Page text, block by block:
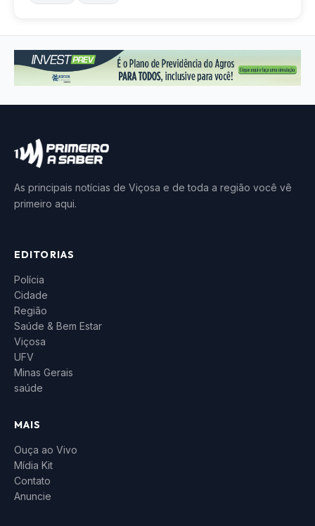
As principais notícias de Viçosa e de toda a região você vê
primeiro aqui.
EDITORIAS
Polícia
Cidade
Região
Saúde & Bem Estar
Viçosa
UFV
Minas Gerais
saúde
MAIS
Ouça ao Vivo
Mídia Kit
Contato
Anuncie